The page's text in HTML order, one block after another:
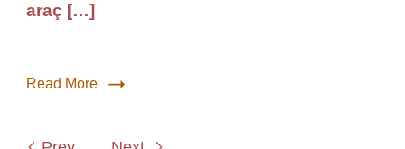
araç […]
Read More